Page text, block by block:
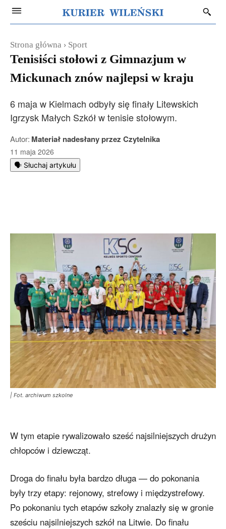
Strona główna Sport
Tenisiści stołowi z Gimnazjum w
Mickunach znów najlepsi w kraju
6 maja w Kielmach odbyły się finały Litewskich
Igrzysk Małych Szkół w tenisie stołowym.
Autor: Materiał nadesłany przez Czytelnika
11 maja 2026
🗣️ Słuchaj artykułu
| Fot. archiwum szkolne
W tym etapie rywalizowało sześć najsilniejszych drużyn
chłopców i dziewcząt.
Droga do finału była bardzo długa — do pokonania
były trzy etapy: rejonowy, strefowy i międzystrefowy.
Po pokonaniu tych etapów szkoły znalazły się w gronie
sześciu najsilniejszych szkół na Litwie. Do finału